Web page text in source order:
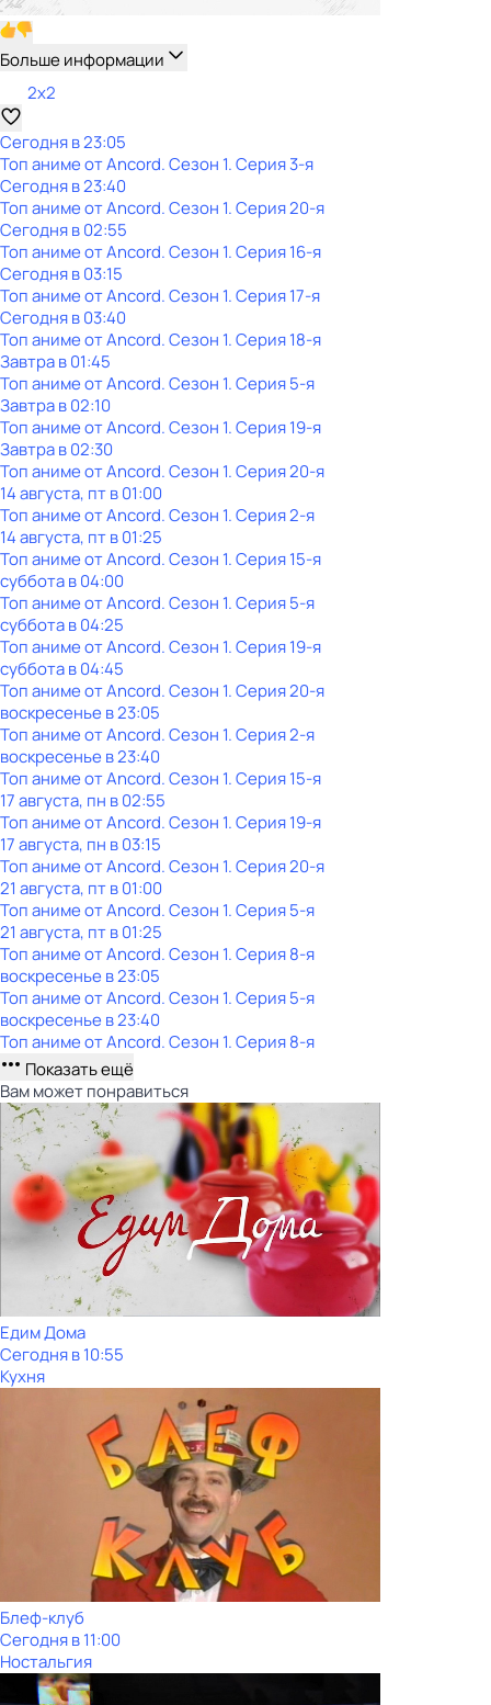
Больше информации
2x2
Сегодня в 23:05
Топ аниме от Ancord. Сезон 1. Серия 3-я
Сегодня в 23:40
Топ аниме от Ancord. Сезон 1. Серия 20-я
Сегодня в 02:55
Топ аниме от Ancord. Сезон 1. Серия 16-я
Сегодня в 03:15
Топ аниме от Ancord. Сезон 1. Серия 17-я
Сегодня в 03:40
Топ аниме от Ancord. Сезон 1. Серия 18-я
Завтра в 01:45
Топ аниме от Ancord. Сезон 1. Серия 5-я
Завтра в 02:10
Топ аниме от Ancord. Сезон 1. Серия 19-я
Завтра в 02:30
Топ аниме от Ancord. Сезон 1. Серия 20-я
14 августа, пт в 01:00
Топ аниме от Ancord. Сезон 1. Серия 2-я
14 августа, пт в 01:25
Топ аниме от Ancord. Сезон 1. Серия 15-я
субботав04:00
Топ аниме от Ancord. Сезон 1. Серия 5-я
субботав04:25
Топ аниме от Ancord. Сезон 1. Серия 19-я
субботав04:45
Топ аниме от Ancord. Сезон 1. Серия 20-я
воскресенье в23:05
Топ аниме от Ancord. Сезон 1. Серия 2-я
воскресенье в23:40
Топ аниме от Ancord. Сезон 1. Серия 15-я
17 августа, пн в 02:55
Топ аниме от Ancord. Сезон 1. Серия 19-я
17 августа, пн в 03:15
Топ аниме от Ancord. Сезон 1. Серия 20-я
21 августа, пт в 01:00
Топ аниме от Ancord. Сезон 1. Серия 5-я
21 августа, пт в 01:25
Топ аниме от Ancord. Сезон 1. Серия 8-я
воскресенье в23:05
Топ аниме от Ancord. Сезон 1. Серия 5-я
воскресенье в23:40
Топ аниме от Ancord. Сезон 1. Серия 8-я
Показать ещё
Вам может понравиться
Едим Дома
Сегодня в 10:55
Кухня
Блеф-клуб
Сегодня в 11:00
Ностальгия